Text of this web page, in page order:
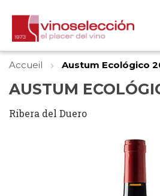
Accueil Austum Ecológico
AUSTUM
Ribera del Duero